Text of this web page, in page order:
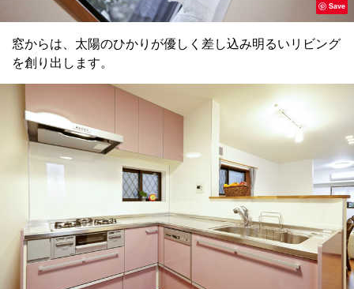
Save
窓からは、太陽のひかりが優しく差し込み明るいリビング
を創り出します。